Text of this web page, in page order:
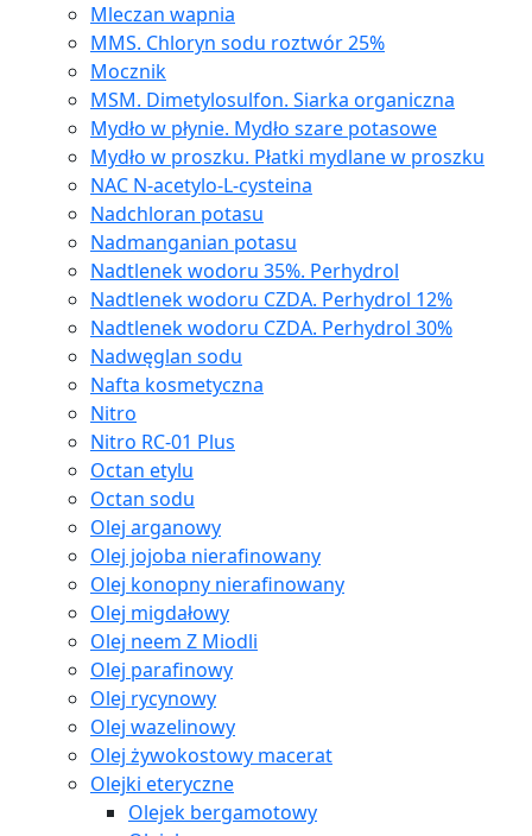
Mleczan wapnia
MMS. Chloryn sodu roztwór 25%
Mocznik
MSM. Dimetylosulfon. Siarka organiczna
Mydło w płynie. Mydło szare potasowe
Mydło w proszku. Płatki mydlane w proszku
NAC N-acetylo-L-cysteina
Nadchloran potasu
Nadmanganian potasu
Nadtlenek wodoru 35%. Perhydrol
Nadtlenek wodoru CZDA. Perhydrol 12%
Nadtlenek wodoru CZDA. Perhydrol 30%
Nadwęglan sodu
Nafta kosmetyczna
Nitro
Nitro RC-01 Plus
Octan etylu
Octan sodu
Olej arganowy
Olej jojoba nierafinowany
Olej konopny nierafinowany
Olej migdałowy
Olej neem Z Miodli
Olej parafinowy
Olej rycynowy
Olej wazelinowy
Olej żywokostowy macerat
Olejki eteryczne
Olejek bergamotowy